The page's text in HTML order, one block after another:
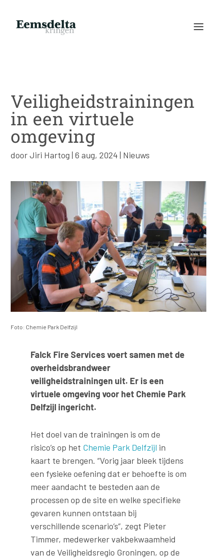
Veiligheidstrainingen
in een virtuele
omgeving
doorJiri Hartog |6 aug, 2024| Nieuws
Foto: Chemie Park Delfzijl
Falck Fire Services voert samen met de
overheidsbrandweer
veiligheidstrainingen uit. Er is een
virtuele omgeving voor het Chemie Park
Delfzijl ingericht.
Het doel van de trainingen is om de
risico’s op het Chemie Park Delfzijl in
kaart te brengen. “Vorig jaar bleek tijdens
een fysieke oefening dat er behoefte is om
meer aandacht te besteden aan de
processen op de site en welke specifieke
gevaren kunnen ontstaan bij
verschillende scenario’s”, zegt Pieter
Timmer, medewerker vakbekwaamheid
van de Veiligheidsregio Groningen, op de